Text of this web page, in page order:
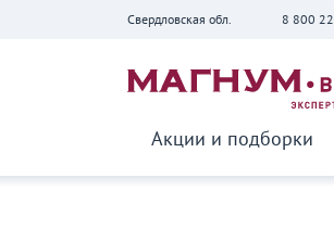
Свердловская обл. 8 800
Акции и подборки